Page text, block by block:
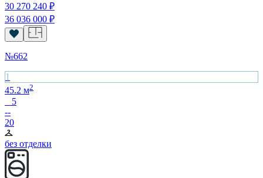
30 270 240 ₽
36 036 000 ₽
№662
1
45.2 м2
5
--
20
без отделки